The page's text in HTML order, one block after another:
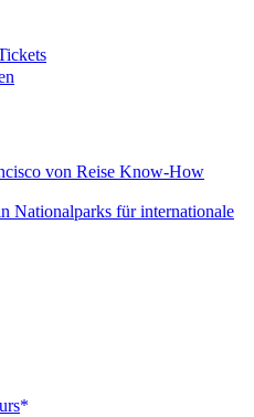
von Reise Know-How
Nationalparks für internationale